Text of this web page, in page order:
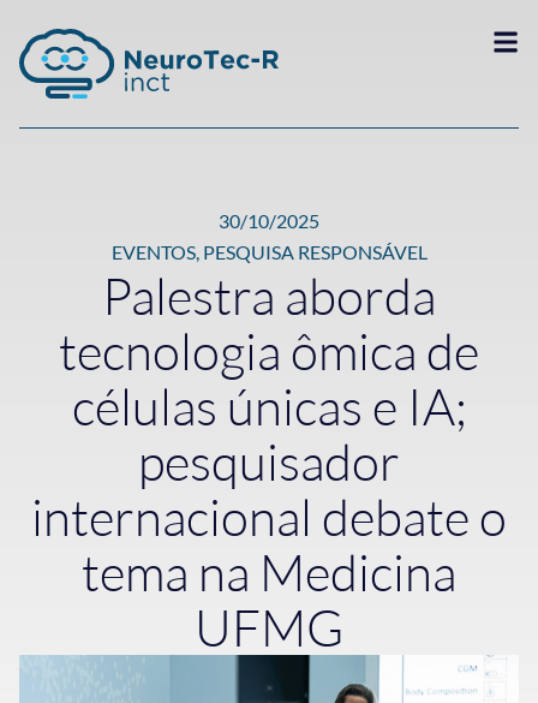
30/10/2025
EVENTOS, PESQUISA RESPONSÁVEL
Palestra aborda
tecnologia ômica de
células únicas e IA;
pesquisador
internacional debate o
tema na Medicina
UFMG